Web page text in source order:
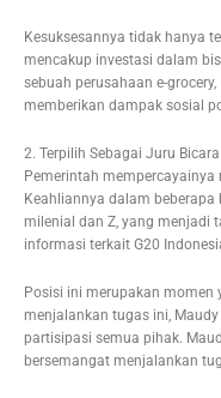
Kesuksesannya tidak hanya
mencakup investasi dalam
sebuah perusahaan e-
memberikan dampak sosial
2. Terpilih Sebagai Juru
Pemerintah
Keahliannya dalam
milenial dan Z, yang menjadi
informasi terkait G20
Posisi ini merupakan momen
menjalankan tugas ini,
partisipasi semua pihak.
bersemangat menjalankan